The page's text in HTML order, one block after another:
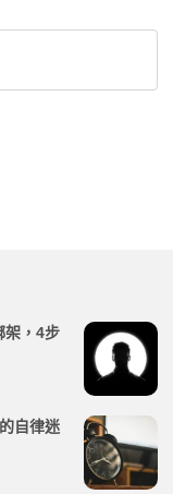
架，4步
自律迷